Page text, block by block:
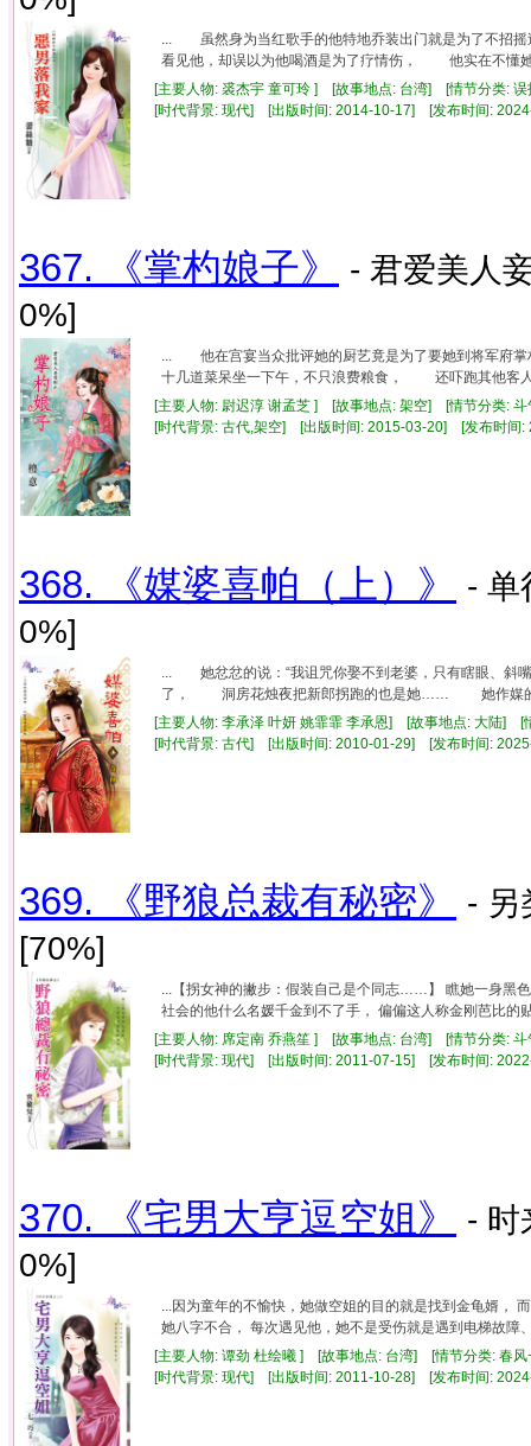
... 虽然身为当红歌手的他特地乔装出门就是为了不
看见他，却误以为他喝酒是为了疗情伤， 他实在不懂
[主要人物: 裘杰宇 童可玲 ] [故事地点: 台湾] [情节分类: 误
[时代背景: 现代] [出版时间: 2014-10-17] [发布时间:
367. 《掌杓娘子》
- 君爱美人
0%]
... 他在宫宴当众批评她的厨艺竟是为了要她到将军
十几道菜呆坐一下午，不只浪费粮食， 还吓跑其他客
[主要人物: 尉迟淳 谢孟芝 ] [故事地点: 架空] [情节分类: 斗
[时代背景: 古代,架空] [出版时间: 2015-03-20] [发布时
368. 《媒婆喜帕（上）》
-
0%]
... 她忿忿的说：“我诅咒你娶不到老婆，只有瞎眼、
了， 洞房花烛夜把新郎拐跑的也是她…… 她作媒的
[主要人物: 李承泽 叶妍 姚霏霏 李承恩] [故事地点: 大陆] [
[时代背景: 古代] [出版时间: 2010-01-29] [发布时间:
369. 《野狼总裁有秘密》
-
[70%]
...【拐女神的撇步：假装自己是个同志……】 瞧她一身黑
社会的他什么名媛千金到不了手， 偏偏这人称金刚芭比的
[主要人物: 席定南 乔燕笙 ] [故事地点: 台湾] [情节分类: 斗
[时代背景: 现代] [出版时间: 2011-07-15] [发布时间:
370. 《宅男大亨逗空姐》
-
0%]
...因为童年的不愉快，她做空姐的目的就是找到金龟婿，
她八字不合， 每次遇见他，她不是受伤就是遇到电梯故障
[主要人物: 谭劲 杜绘曦 ] [故事地点: 台湾] [情节分类: 春风
[时代背景: 现代] [出版时间: 2011-10-28] [发布时间: